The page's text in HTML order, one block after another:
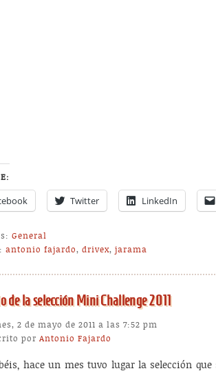
Twitter LinkedIn
General
antonio fajardo,drivex,jarama
de la selección Mini Challenge 2011
2 de mayo de 2011 a las 7:52 pm
porAntonio Fajardo
hace un mes tuvo lugar la selección